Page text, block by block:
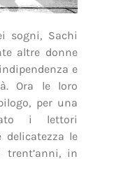
sogni, Sachi
altre donne
e
Ora le loro
per una
i lettori
delicatezza le
in